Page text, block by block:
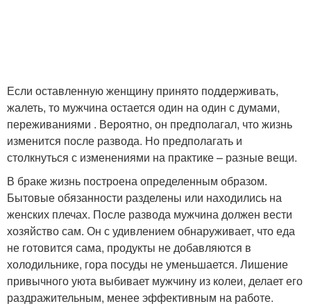
Если оставленную женщину принято поддерживать,
жалеть, то мужчина остается один на один с думами,
переживаниями . Вероятно, он предполагал, что жизнь
изменится после развода. Но предполагать и
столкнуться с изменениями на практике – разные вещи.
В браке жизнь построена определенным образом.
Бытовые обязанности разделены или находились на
женских плечах. После развода мужчина должен вести
хозяйство сам. Он с удивлением обнаруживает, что еда
не готовится сама, продукты не добавляются в
холодильнике, гора посуды не уменьшается. Лишение
привычного уюта выбивает мужчину из колеи, делает его
раздражительным, менее эффективным на работе.